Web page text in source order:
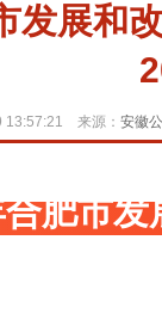
发展和
13:57:21 来源： 安徽
肥市